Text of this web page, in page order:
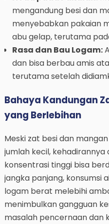
mengandung besi dan
menyebabkan pakaian
abu gelap, terutama
Rasa dan Bau Logam:
dan bisa berbau amis
terutama setelah
Bahaya Kandungan
yang Berlebihan
Meski zat besi dan
jumlah kecil, kehadirannya
konsentrasi tinggi bisa
jangka panjang, konsumsi
logam berat melebihi
menimbulkan gangguan
masalah pencernaan dan